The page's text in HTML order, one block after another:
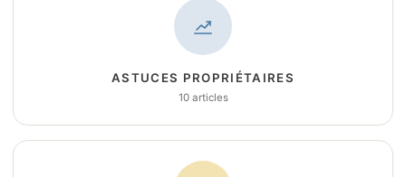
ASTUCES PROPRIÉTAIRES
10 articles